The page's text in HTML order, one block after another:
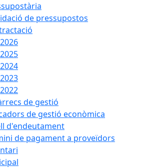
de pressupostos
2026
2025
2024
2023
2022
de gestió
de gestió econòmica
d'endeutament
de pagament a proveïdors